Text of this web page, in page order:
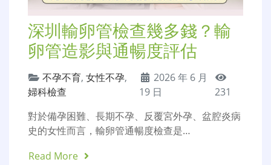
深圳輸卵管檢查幾多錢？輸
卵管造影與通暢度評估
不孕不育, 女性不孕,
婦科檢查
2026 年 6 月
19 日
231
對於備孕困難、長期不孕、反覆宮外孕、盆腔炎病
史的女性而言，輸卵管通暢度檢查是…
Read More